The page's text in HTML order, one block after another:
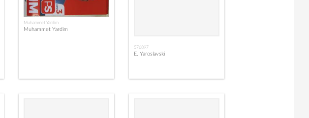
Muhammet Yardim
Muhammet Yardim
576897
E. Yaroslavski